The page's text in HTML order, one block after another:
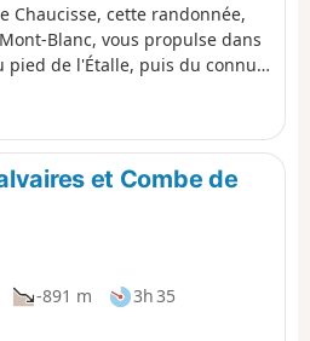
Chaucisse, cette randonnée,
Blanc, vous propulse dans
pied de l'Étalle, puis du connu
et Combe de
-891 m
3h 35